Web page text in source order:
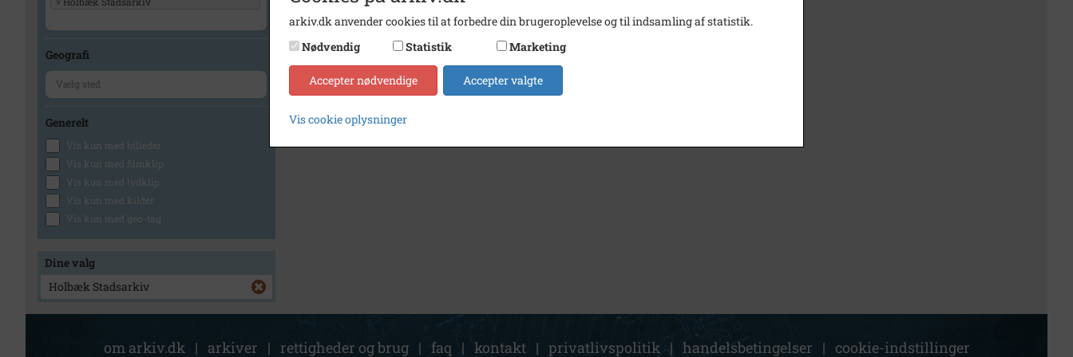
Geografi
Generelt
Vis kun med billeder
Vis kun med filmklip
Vis kun med lydklip
Vis kun med kilder
Vis kun med geo-tag
Dine valg
Holbæk Stadsarkiv
om arkiv.dk | arkiver | rettigheder og brug | faq | kontakt | privatlivspolitik | handelsbetingelser | cookie-indstillinger
arkiv.dk anvender cookies til at forbedre din brugeroplevelse og til indsamling af statistik.
Nødvendig
Statistik Marketing
Accepter nødvendige Accepter valgte
Vis cookie oplysninger